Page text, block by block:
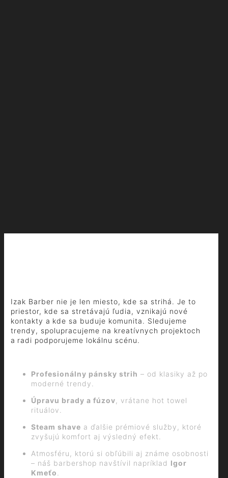
Izak Barber nie je len miesto, kde sa strihá. Je to
priestor, kde sa stretávajú ľudia, vznikajú nové
kontakty a kde sa buduje komunita. Sledujeme
trendy, spolupracujeme na kreatívnych projektoch
a radi podporujeme lokálnu scénu.
Profesionálny pánsky strih – od klasiky až po
moderné trendy.
Úpravu brady a fúzov , vrátane hot towel
rituálov.
Steam shave a ďalšie prémiové služby, ktoré
zvyšujú komfort aj výsledný efekt.
Atmosféru, ktorú si obľúbili aj známe osobnosti
– náš barbershop navštívil napríklad Igor
Kmeťo